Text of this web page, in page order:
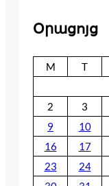
Օրացոյց
M
T
2
3
9
10
16
17
23
24